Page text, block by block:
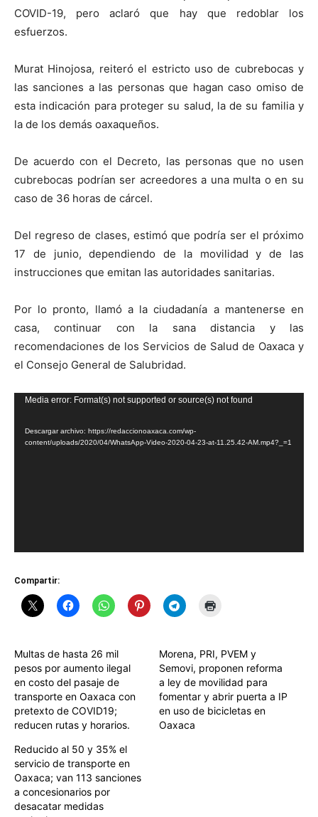
COVID-19, pero aclaró que hay que redoblar los
esfuerzos.
Murat Hinojosa, reiteró el estricto uso de cubrebocas y
las sanciones a las personas que hagan caso omiso de
esta indicación para proteger su salud, la de su familia y
la de los demás oaxaqueños.
De acuerdo con el Decreto, las personas que no usen
cubrebocas podrían ser acreedores a una multa o en su
caso de 36 horas de cárcel.
Del regreso de clases, estimó que podría ser el próximo
17 de junio, dependiendo de la movilidad y de las
instrucciones que emitan las autoridades sanitarias.
Por lo pronto, llamó a la ciudadanía a mantenerse en
casa, continuar con la sana distancia y las
recomendaciones de los Servicios de Salud de Oaxaca y
el Consejo General de Salubridad.
Reproductor
vídeo
Media error: Format(s) not supported or source(s) not found
Descargar archivo: https://redaccionoaxaca.com/wp-
content/uploads/2020/04/WhatsApp-Video-2020-04-23-at-11.25.42-AM.mp4?_=1
Compartir:
Multas de hasta 26 mil
pesos por aumento ilegal
en costo del pasaje de
transporte en Oaxaca con
pretexto de COVID19;
reducen rutas y horarios.
Morena, PRI, PVEM y
Semovi, proponen reforma
a ley de movilidad para
fomentar y abrir puerta a IP
en uso de bicicletas en
Oaxaca
Reducido al 50 y 35% el
servicio de transporte en
Oaxaca; van 113 sanciones
a concesionarios por
desacatar medidas